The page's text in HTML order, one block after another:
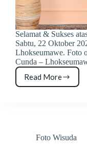
Selamat & Sukses
Sabtu, 22 Oktober
Lhokseumawe. Foto
Cunda –
Read More
Foto
Wisuda
Foto Wisuda